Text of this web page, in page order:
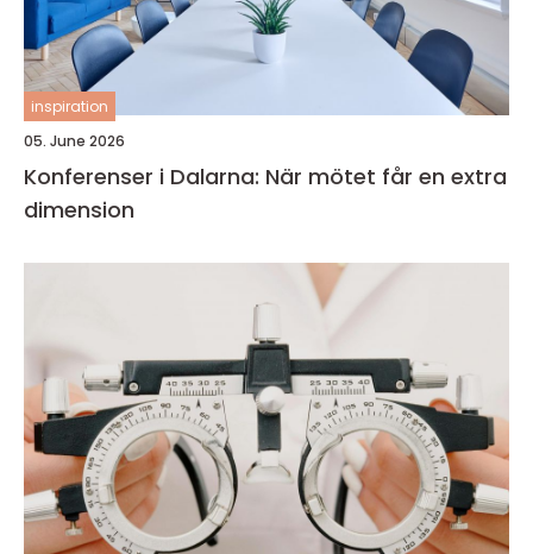
inspiration
05. June 2026
Konferenser i Dalarna: När mötet får en extra
dimension